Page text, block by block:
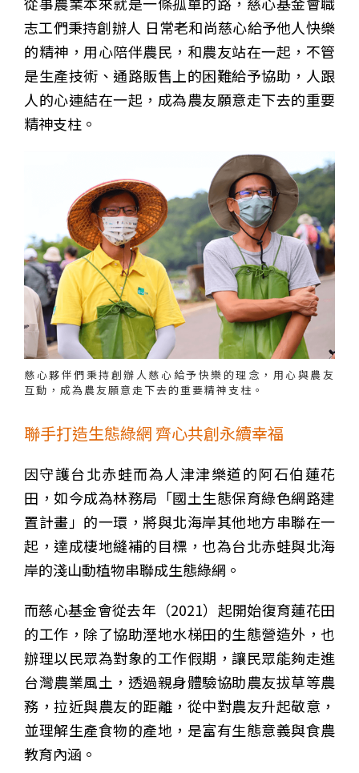
志工們秉持創辦人 日常老和尚慈心給予他人快樂
的精神，用心陪伴農民，和農友站在一起，不管
是生產技術、通路販售上的困難給予協助，人跟
人的心連結在一起，成為農友願意走下去的重要
精神支柱。
慈心夥伴們秉持創辦人慈心給予快樂的理念，用心與農友
互動，成為農友願意走下去的重要精神支柱。
聯手打造生態綠網 齊心共創永續幸福
因守護台北赤蛙而為人津津樂道的阿石伯蓮花
田，如今成為林務局「國土生態保育綠色網路建
置計畫」的一環，將與北海岸其他地方串聯在一
起，達成棲地縫補的目標，也為台北赤蛙與北海
岸的淺山動植物串聯成生態綠網。
而慈心基金會從去年（2021）起開始復育蓮花田
的工作，除了協助溼地水梯田的生態營造外，也
辦理以民眾為對象的工作假期，讓民眾能夠走進
台灣農業風土，透過親身體驗協助農友拔草等農
務，拉近與農友的距離，從中對農友升起敬意，
並理解生產食物的產地，是富有生態意義與食農
教育內涵。